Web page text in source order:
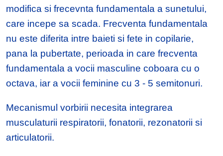
modifica si frecevnta fundamentala a sunetului,
care incepe sa scada. Frecventa fundamentala
nu este diferita intre baieti si fete in copilarie,
pana la pubertate, perioada in care frecventa
fundamentala a vocii masculine coboara cu o
octava, iar a vocii feminine cu 3 - 5 semitonuri.
Mecanismul vorbirii necesita integrarea
musculaturii respiratorii, fonatorii, rezonatorii si
articulatorii.